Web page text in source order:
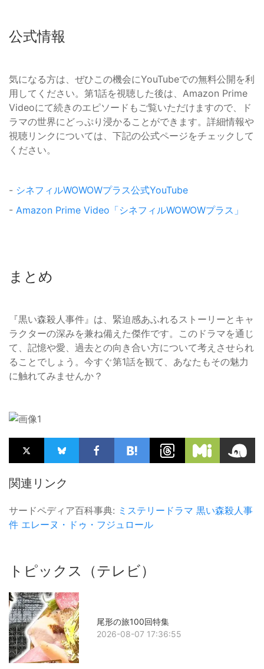
公式情報
気になる方は、ぜひこの機会にYouTubeでの無料公開を利
用してください。第1話を視聴した後は、Amazon Prime
Videoにて続きのエピソードもご覧いただけますので、ド
ラマの世界にどっぷり浸かることができます。詳細情報や
視聴リンクについては、下記の公式ページをチェックして
ください。
- シネフィルWOWOWプラス公式YouTube
- Amazon Prime Video「シネフィルWOWOWプラス」
まとめ
『黒い森殺人事件』は、緊迫感あふれるストーリーとキャ
ラクターの深みを兼ね備えた傑作です。このドラマを通じ
て、記憶や愛、過去との向き合い方について考えさせられ
ることでしょう。今すぐ第1話を観て、あなたもその魅力
に触れてみませんか？
関連リンク
サードペディア百科事典: ミステリードラマ 黒い森殺人事
件 エレーヌ・ドゥ・フジュロール
トピックス（テレビ）
尾形の旅100回特集
2026-08-07 17:36:55